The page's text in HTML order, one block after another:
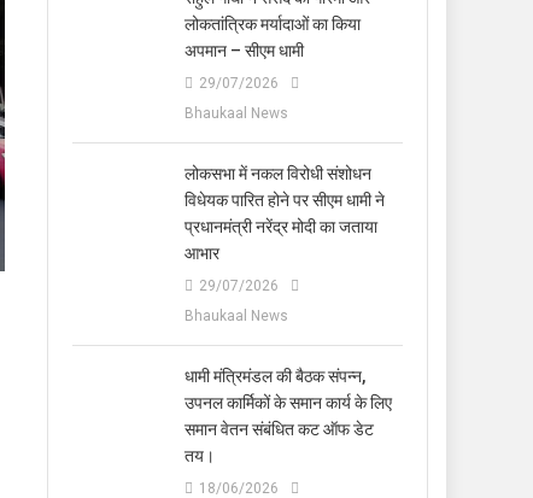
लोकतांत्रिक मर्यादाओं का किया
अपमान – सीएम धामी
29/07/2026
Bhaukaal News
लोकसभा में नकल विरोधी संशोधन
विधेयक पारित होने पर सीएम धामी ने
प्रधानमंत्री नरेंद्र मोदी का जताया
आभार
29/07/2026
Bhaukaal News
धामी मंत्रिमंडल की बैठक संपन्न,
उपनल कार्मिकों के समान कार्य के लिए
समान वेतन संबंधित कट ऑफ डेट
तय।
18/06/2026